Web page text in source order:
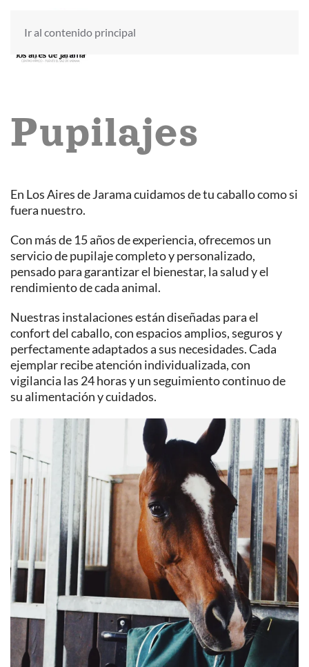
Ir al contenido principal
Pupilajes
En Los Aires de Jarama cuidamos de tu caballo como si
fuera nuestro.
Con más de 15 años de experiencia, ofrecemos un
servicio de pupilaje completo y personalizado,
pensado para garantizar el bienestar, la salud y el
rendimiento de cada animal.
Nuestras instalaciones están diseñadas para el
confort del caballo, con espacios amplios, seguros y
perfectamente adaptados a sus necesidades. Cada
ejemplar recibe atención individualizada, con
vigilancia las 24 horas y un seguimiento continuo de
su alimentación y cuidados.